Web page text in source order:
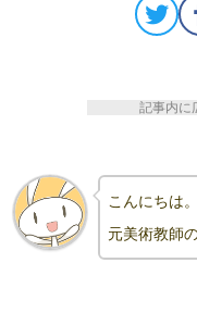
記事内に広
こんにちは。
元美術教師